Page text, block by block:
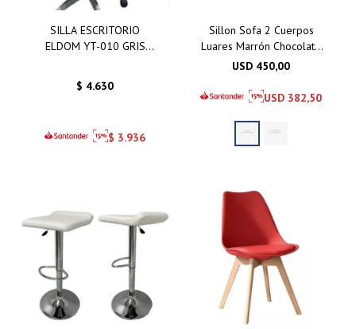
SILLA ESCRITORIO
ELDOM YT-010 GRIS
$ 4.630
$ 3.936
Sillon Sofa 2 Cuerpos
Luares Marrón Chocolate
- Gris Azulado
USD 450,00
USD 382,50